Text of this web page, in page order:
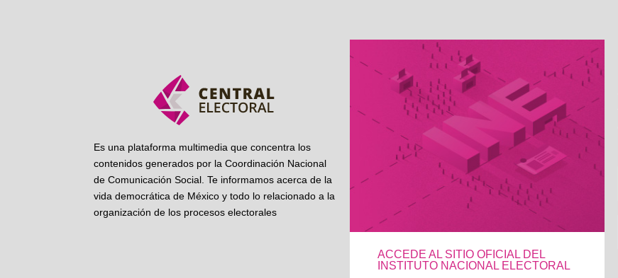
Es una plataforma multimedia que concentra los
contenidos generados por la Coordinación Nacional
de Comunicación Social. Te informamos acerca de la
vida democrática de México y todo lo relacionado a la
organización de los procesos electorales
ACCEDE AL SITIO OFICIAL DEL
INSTITUTO NACIONAL ELECTORAL